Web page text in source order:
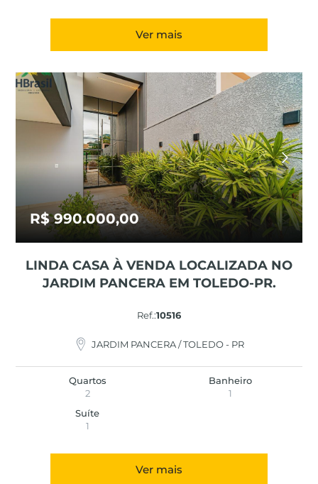
Ver mais
R$ 990.000,00
LINDA CASA À VENDA LOCALIZADA NO
JARDIM PANCERA EM TOLEDO-PR.
Ref.:10516
JARDIM PANCERA / TOLEDO - PR
Quartos
2
Banheiro
1
Suíte
1
Ver mais